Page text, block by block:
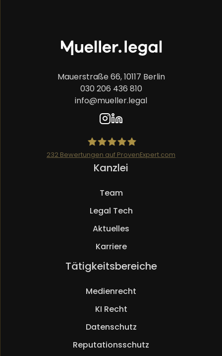
Mauerstraße 66, 10117 Berlin
030 206 436 810
info@mueller.legal
Mueller.legal
232 Bewertungen auf ProvenExpert.com
Kanzlei
Team
Legal Tech
Aktuelles
Karriere
Tätigkeitsbereiche
Medienrecht
KI Recht
Datenschutz
Reputationsschutz